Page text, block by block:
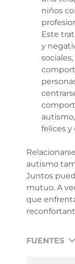
niños
Este
y
felices y
autismo
Juntos
mutuo. A
que
FUENTES